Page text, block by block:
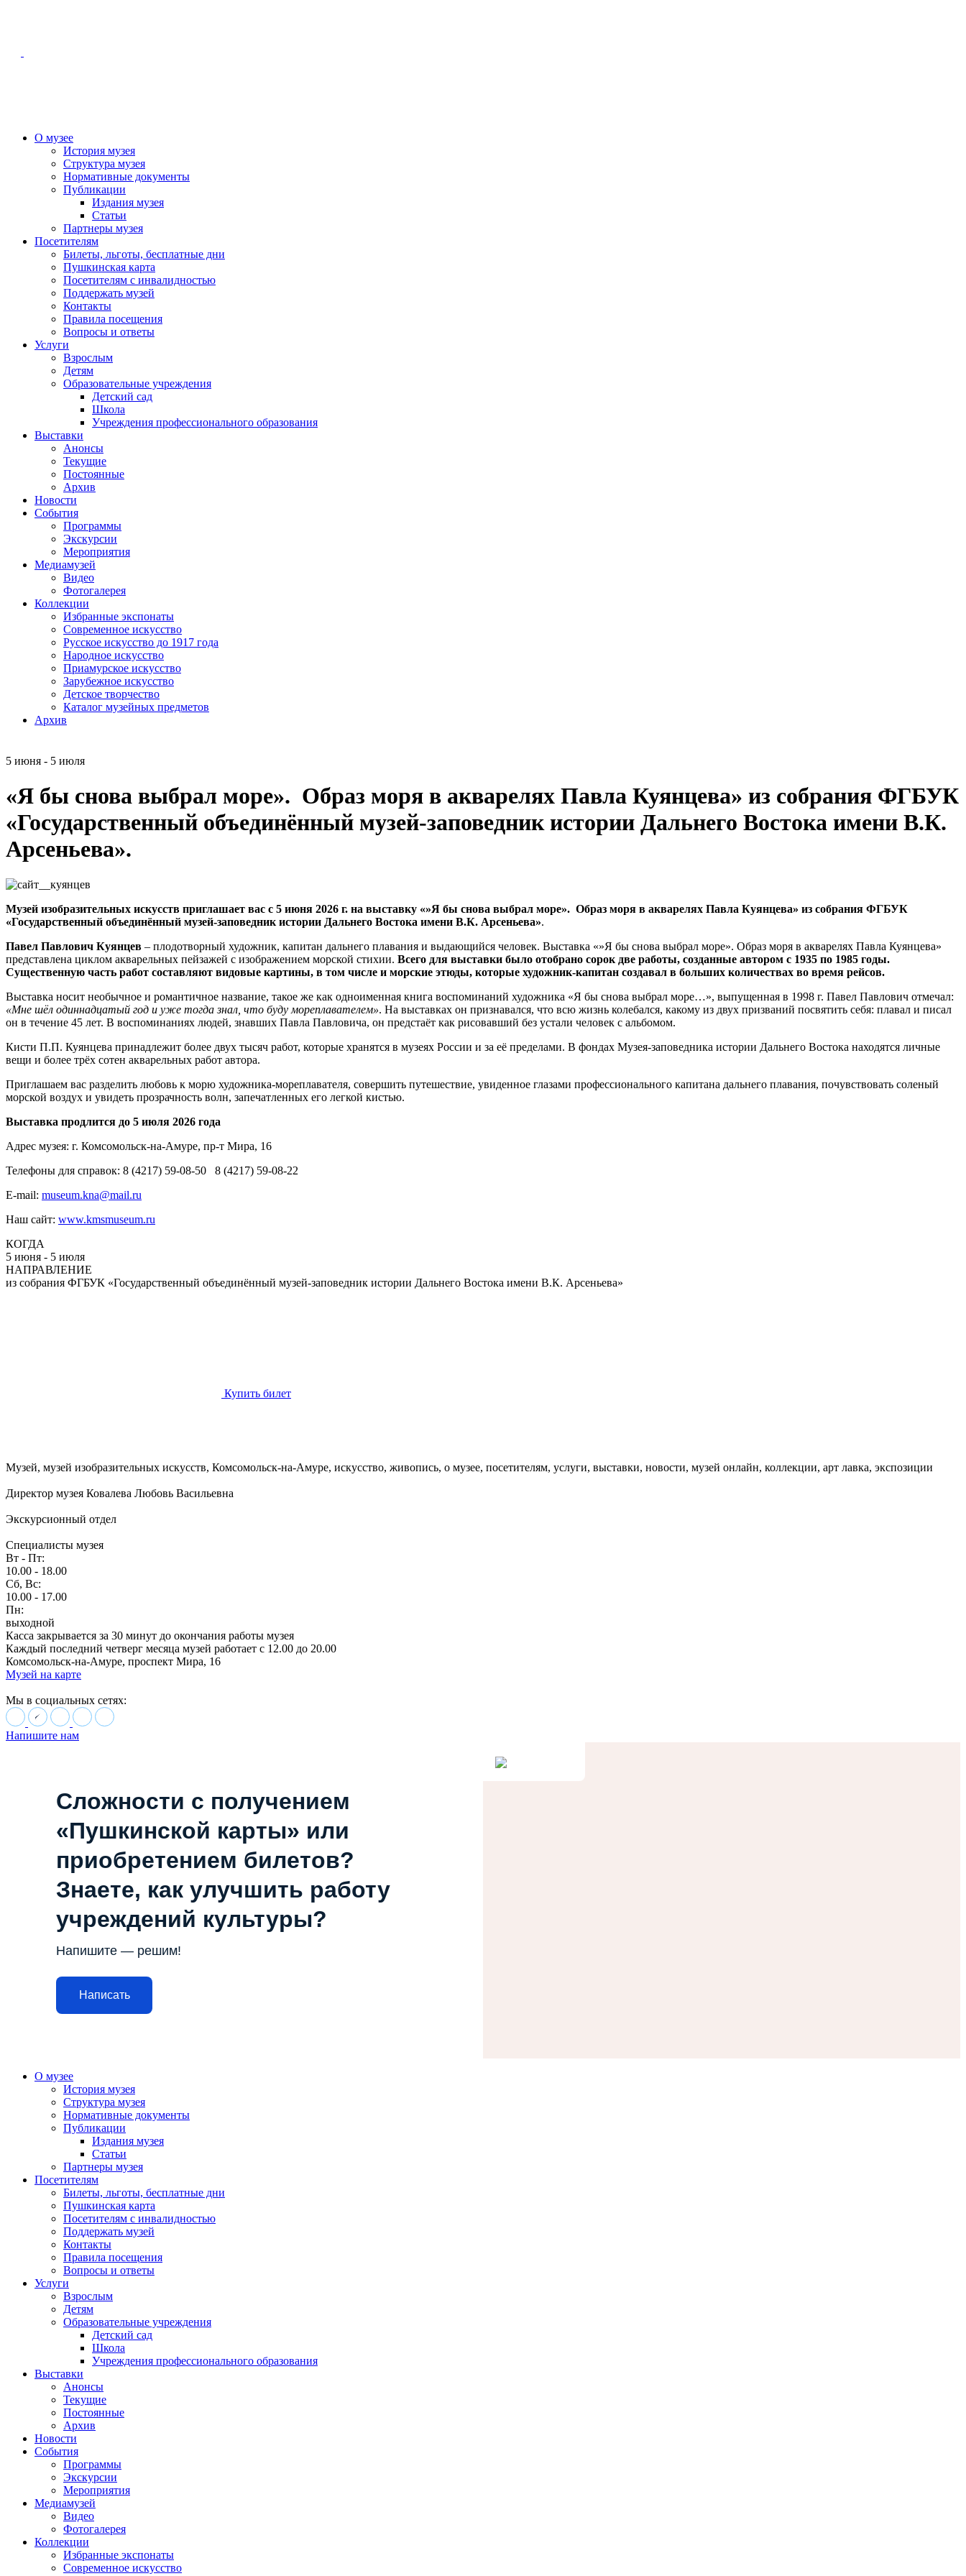
О музее
История музея
Структура музея
Нормативные документы
Публикации
Издания музея
Статьи
Партнеры музея
Посетителям
Билеты, льготы, бесплатные дни
Пушкинская карта
Посетителям с инвалидностью
Поддержать музей
Контакты
Правила посещения
Вопросы и ответы
Услуги
Взрослым
Детям
Образовательные учреждения
Детский сад
Школа
Учреждения профессионального образования
Выставки
Анонсы
Текущие
Постоянные
Архив
Новости
События
Программы
Экскурсии
Мероприятия
Медиамузей
Видео
Фотогалерея
Коллекции
Избранные экспонаты
Современное искусство
Русское искусство до 1917 года
Народное искусство
Приамурское искусство
Зарубежное искусство
Детское творчество
Каталог музейных предметов
Архив
5 июня - 5 июля
«Я бы снова выбрал море». Образ моря в акварелях Павла Куянцева» из собрания ФГБУК
«Государственный объединённый музей-заповедник истории Дальнего Востока имени В.К.
Арсеньева».
Музей изобразительных искусств приглашает вас с 5 июня 2026 г. на выставку «»Я бы снова выбрал море». Образ моря в акварелях Павла Куянцева» из собрания ФГБУК
«Государственный объединённый музей-заповедник истории Дальнего Востока имени В.К. Арсеньева».
Павел Павлович Куянцев – плодотворный художник, капитан дальнего плавания и выдающийся человек. Выставка «»Я бы снова выбрал море». Образ моря в акварелях Павла Куянцева»
представлена циклом акварельных пейзажей с изображением морской стихии. Всего для выставки было отобрано сорок две работы, созданные автором с 1935 по 1985 годы.
Существенную часть работ составляют видовые картины, в том числе и морские этюды, которые художник-капитан создавал в больших количествах во время рейсов.
Выставка носит необычное и романтичное название, такое же как одноименная книга воспоминаний художника «Я бы снова выбрал море…», выпущенная в 1998 г. Павел Павлович отмечал:
«Мне шёл одиннадцатый год и уже тогда знал, что буду мореплавателем». На выставках он признавался, что всю жизнь колебался, какому из двух призваний посвятить себя: плавал и писал
он в течение 45 лет. В воспоминаниях людей, знавших Павла Павловича, он предстаёт как рисовавший без устали человек с альбомом.
Кисти П.П. Куянцева принадлежит более двух тысяч работ, которые хранятся в музеях России и за её пределами. В фондах Музея-заповедника истории Дальнего Востока находятся личные
вещи и более трёх сотен акварельных работ автора.
Приглашаем вас разделить любовь к морю художника-мореплавателя, совершить путешествие, увиденное глазами профессионального капитана дальнего плавания, почувствовать соленый
морской воздух и увидеть прозрачность волн, запечатленных его легкой кистью.
Выставка продлится до 5 июля 2026 года
Адрес музея: г. Комсомольск-на-Амуре, пр-т Мира, 16
Телефоны для справок: 8 (4217) 59-08-50 8 (4217) 59-08-22
E-mail: museum.kna@mail.ru
Наш сайт: www.kmsmuseum.ru
КОГДА
5 июня - 5 июля
НАПРАВЛЕНИЕ
из собрания ФГБУК «Государственный объединённый музей-заповедник истории Дальнего Востока имени В.К. Арсеньева»
Купить билет
Музей, музей изобразительных искусств, Комсомольск-на-Амуре, искусство, живопись, о музее, посетителям, услуги, выставки, новости, музей онлайн, коллекции, арт лавка, экспозиции
Директор музея Ковалева Любовь Васильевна
Экскурсионный отдел
Специалисты музея
Вт - Пт:
10.00 - 18.00
Сб, Вс:
10.00 - 17.00
Пн:
выходной
Касса закрывается за 30 минут до окончания работы музея
Каждый последний четверг месяца музей работает с 12.00 до 20.00
Комсомольск-на-Амуре, проспект Мира, 16
Музей на карте
Мы в социальных сетях:
Напишите нам
Сложности с получением
«Пушкинской карты» или
приобретением билетов?
Знаете, как улучшить работу
учреждений культуры?
Напишите — решим!
Написать
О музее
История музея
Структура музея
Нормативные документы
Публикации
Издания музея
Статьи
Партнеры музея
Посетителям
Билеты, льготы, бесплатные дни
Пушкинская карта
Посетителям с инвалидностью
Поддержать музей
Контакты
Правила посещения
Вопросы и ответы
Услуги
Взрослым
Детям
Образовательные учреждения
Детский сад
Школа
Учреждения профессионального образования
Выставки
Анонсы
Текущие
Постоянные
Архив
Новости
События
Программы
Экскурсии
Мероприятия
Медиамузей
Видео
Фотогалерея
Коллекции
Избранные экспонаты
Современное искусство